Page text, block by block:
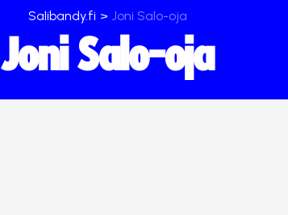
Salibandy.fi > Joni Salo-oja
Joni Salo-oja